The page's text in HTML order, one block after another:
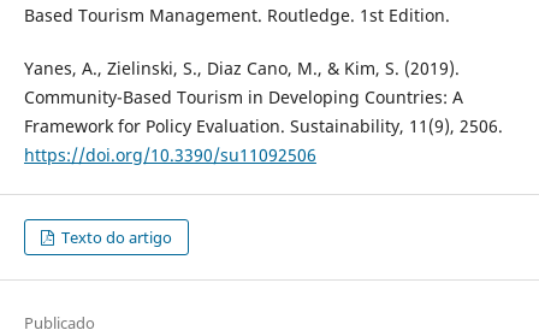
Based Tourism Management. Routledge. 1st Edition.
Yanes, A., Zielinski, S., Diaz Cano, M., & Kim, S. (2019).
Community-Based Tourism in Developing Countries: A
Framework for Policy Evaluation. Sustainability, 11(9), 2506.
https://doi.org/10.3390/su11092506
Texto do artigo
Publicado